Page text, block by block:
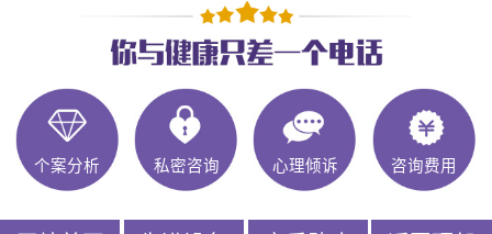
个案分析 私密咨询 心理倾诉 咨询费用